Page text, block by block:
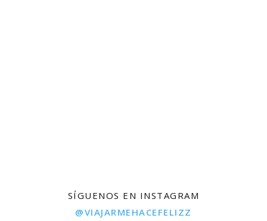
SÍGUENOS EN INSTAGRAM
@VIAJARMEHACEFELIZZ